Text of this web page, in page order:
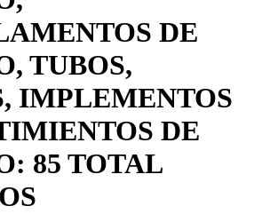
DE
TUBOS,
IMPLEMENTOS
DE
85 TOTAL